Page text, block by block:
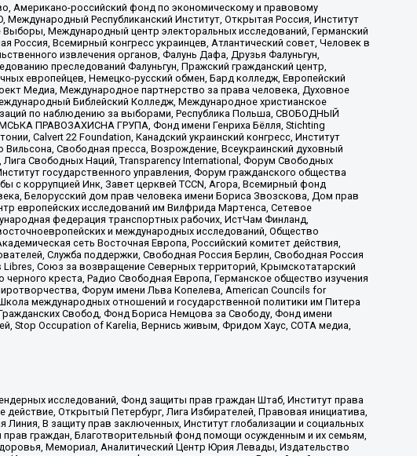
Американо-российский фонд по экономическому и правовому
Международный Республиканский Институт, Открытая Россия, Институт
Международный центр электоральных исследований, Германский
Всемирный конгресс украинцев, Атлантический совет, Человек в
извлечения органов, Фалунь Дафа, Друзья Фалуньгун,
преследований Фалуньгун, Пражский гражданский центр,
европейцев, Немецко-русский обмен, Бард колледж, Европейский
Медиа, Международное партнерство за права человека, Духовное
Библейский Колледж, Международное христианское
по наблюдению за выборами, Республика Польша, СВОБОДНЫЙ
ПРАВОЗАХИСНА ГРУПА, Фонд имени Генриха Бёлля, Stichting
Calvert 22 Foundation, Канадский украинский конгресс, Институт
Свободная пресса, Возрождение, Всеукраинский духовный
Свободных Наций, Transparеncy International, Форум Свободных
государственного управления, Форум гражданского общества
с коррупцией Инк, Завет церквей TCCN, Агора, Всемирный фонд
Белорусский дом прав человека имени Бориса Звозскова, Дом прав
европейских исследований им Вилфрида Мартенса, Сетевое
федерация транспортных рабочих, ИстЧам Финланд,
и международных исследований, Общество
сеть Восточная Европа, Российский комитет действия,
Служба поддержки, Свободная Россия Берлин, Свободная Россия
Союз за возвращение Северных территорий, Крымскотатарский
креста, Радио Свободная Европа, Германское общество изучения
Форум имени Льва Копелева, American Councils for
международных отношений и государственной политики им Питера
Свобод, Фонд Бориса Немцова за Свободу, Фонд имени
Stop Occupation of Karelia, Вернись живым, Фридом Хаус, СОТА медиа,
исследований, Фонд защиты прав граждан Штаб, Институт права
Открытый Петербург, Лига Избирателей, Правовая инициатива,
В защиту прав заключенных, Институт глобализации и социальных
граждан, Благотворительный фонд помощи осужденным и их семьям,
Мемориал, Аналитический Центр Юрия Левады, Издательство